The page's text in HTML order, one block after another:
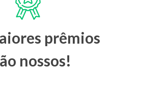
prêmios
nossos!